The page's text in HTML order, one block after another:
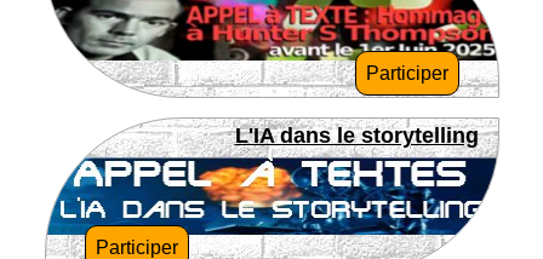
Participer
L'IA dans le storytelling
Participer